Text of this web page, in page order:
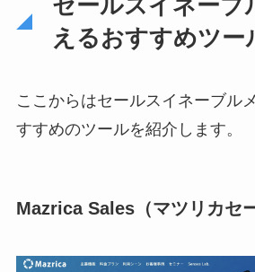
えるおすすめツー
ここからはセールスイネーブル
すすめのツールを紹介します。
Mazrica Sales（マツリカセ